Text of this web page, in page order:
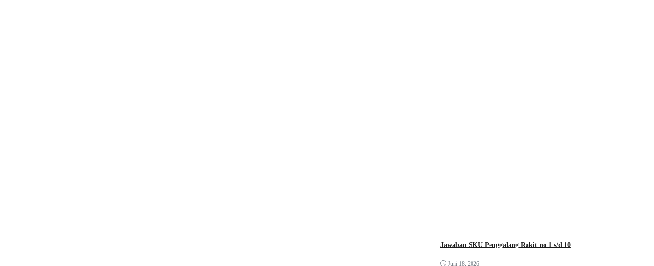
Jawaban SKU Penggalang Rakit no 1 s/d 10
Juni 18, 2026